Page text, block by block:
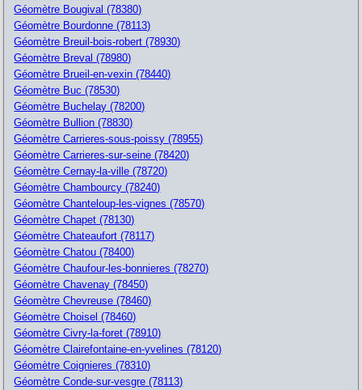
Géomètre Bougival (78380)
Géomètre Bourdonne (78113)
Géomètre Breuil-bois-robert (78930)
Géomètre Breval (78980)
Géomètre Brueil-en-vexin (78440)
Géomètre Buc (78530)
Géomètre Buchelay (78200)
Géomètre Bullion (78830)
Géomètre Carrieres-sous-poissy (78955)
Géomètre Carrieres-sur-seine (78420)
Géomètre Cernay-la-ville (78720)
Géomètre Chambourcy (78240)
Géomètre Chanteloup-les-vignes (78570)
Géomètre Chapet (78130)
Géomètre Chateaufort (78117)
Géomètre Chatou (78400)
Géomètre Chaufour-les-bonnieres (78270)
Géomètre Chavenay (78450)
Géomètre Chevreuse (78460)
Géomètre Choisel (78460)
Géomètre Civry-la-foret (78910)
Géomètre Clairefontaine-en-yvelines (78120)
Géomètre Coignieres (78310)
Géomètre Conde-sur-vesgre (78113)